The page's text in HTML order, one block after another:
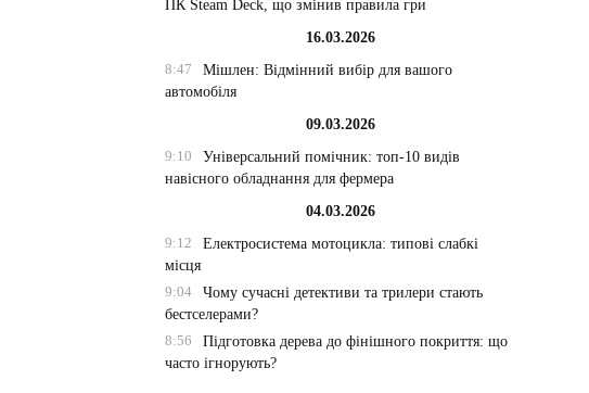
ПК Steam Deck, що змінив правила гри
16.03.2026
8:47
Мішлен: Відмінний вибір для вашого
автомобіля
09.03.2026
9:10
Універсальний помічник: топ-10 видів
навісного обладнання для фермера
04.03.2026
9:12
Електросистема мотоцикла: типові слабкі
місця
9:04
Чому сучасні детективи та трилери стають
бестселерами?
8:56
Підготовка дерева до фінішного покриття: що
часто ігнорують?